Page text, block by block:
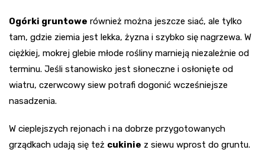
Ogórki gruntowe również można jeszcze siać, ale tylko
tam, gdzie ziemia jest lekka, żyzna i szybko się nagrzewa. W
ciężkiej, mokrej glebie młode rośliny marnieją niezależnie od
terminu. Jeśli stanowisko jest słoneczne i osłonięte od
wiatru, czerwcowy siew potrafi dogonić wcześniejsze
nasadzenia.
W cieplejszych rejonach i na dobrze przygotowanych
grządkach udają się też cukinie z siewu wprost do gruntu.